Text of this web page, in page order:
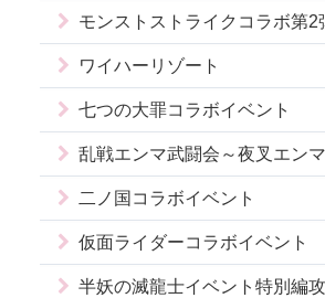
モンストストライクコラボ第2
ワイハーリゾート
七つの大罪コラボイベント
乱戦エンマ武闘会～夜叉エン
二ノ国コラボイベント
仮面ライダーコラボイベント
半妖の滅龍士イベント特別編